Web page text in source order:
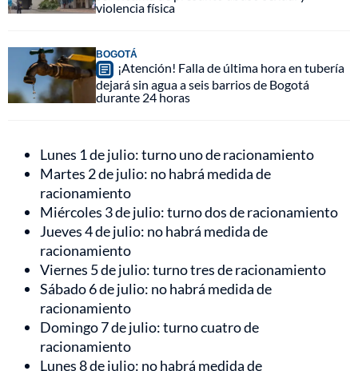
violencia física
BOGOTÁ
¡Atención! Falla de última hora en tubería
dejará sin agua a seis barrios de Bogotá
durante 24 horas
Lunes 1 de julio: turno uno de racionamiento
Martes 2 de julio: no habrá medida de
racionamiento
Miércoles 3 de julio: turno dos de racionamiento
Jueves 4 de julio: no habrá medida de
racionamiento
Viernes 5 de julio: turno tres de racionamiento
Sábado 6 de julio: no habrá medida de
racionamiento
Domingo 7 de julio: turno cuatro de
racionamiento
Lunes 8 de julio: no habrá medida de